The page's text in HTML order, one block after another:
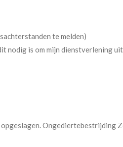
te melden)
nodig is om mijn dienstverlening
Ongediertebestrijding